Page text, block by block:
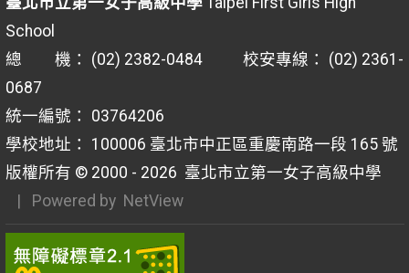
School
總 機： (02) 2382-0484 校安專線： (02) 2361-
0687
統一編號： 03764206
學校地址： 100006 臺北市中正區重慶南路一段 165 號
版權所有 © 2000 - 2026 臺北市立第一女子高級中學
| Powered by NetView